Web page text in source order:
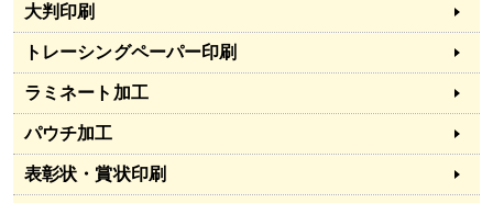
大判印刷
トレーシングペーパー印刷
ラミネート加工
パウチ加工
表彰状・賞状印刷